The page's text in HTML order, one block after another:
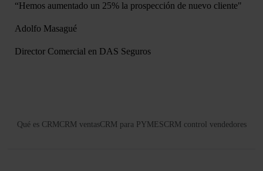
“Hemos aumentado un 25% la prospección de nuevo cliente"
Adolfo Masagué
Director Comercial en DAS Seguros
Qué es CRM CRM ventasCRM para PYMESCRM control vendedores